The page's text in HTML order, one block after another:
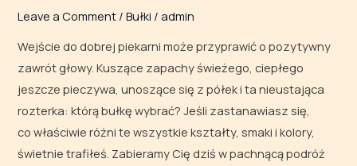
Leave a Comment /Bułki /admin
Wejście do dobrej piekarni może przyprawić o pozytywny
zawrót głowy. Kuszące zapachy świeżego, ciepłego
jeszcze pieczywa, unoszące się z półek i ta nieustająca
rozterka: którą bułkę wybrać? Jeśli zastanawiasz się,
co właściwie różni te wszystkie kształty, smaki i kolory,
świetnie trafiłeś. Zabieramy Cię dziś w pachnącą podróż